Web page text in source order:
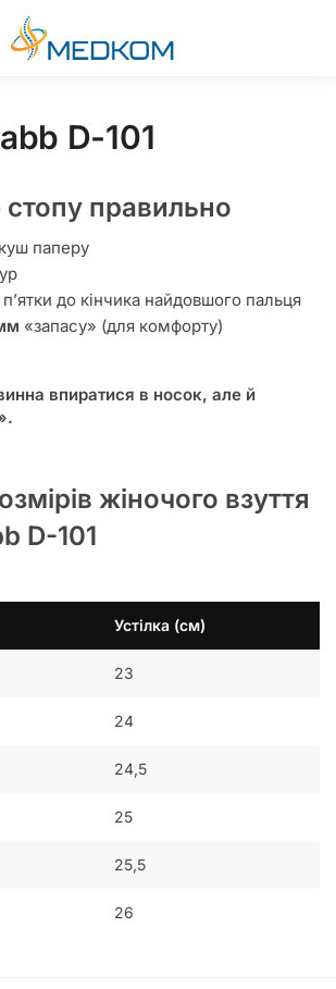
D-101
стопу правильно
паперу
до кінчика найдовшого пальця
«запасу» (для комфорту)
впиратися в носок, але й
жіночого взуття
D-101
Устілка (см)
23
24
24,5
25
25,5
26